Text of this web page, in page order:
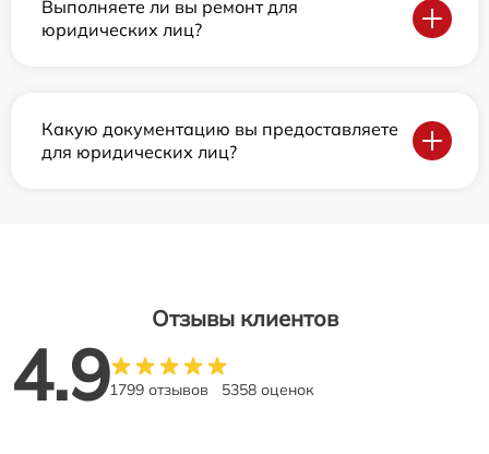
Выполняете ли вы ремонт для
юридических лиц?
Какую документацию вы предоставляете
для юридических лиц?
Отзывы клиентов
4.91799 отзывов 5358 оценок